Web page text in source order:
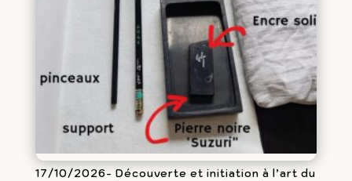
17/10/2026- Découverte et initiation à l’art du